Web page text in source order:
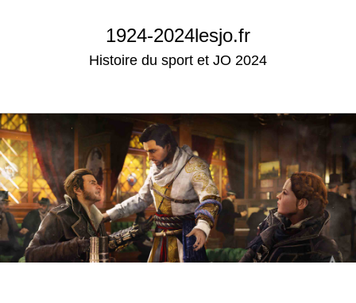
1924-2024lesjo.fr
Histoire du sport et JO 2024